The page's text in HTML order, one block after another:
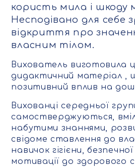
користь мила і шкоду
Несподівано для себе
відкриття про
власним тілом.
Вихователь виготовила
дидактичний матеріал ,
позитивний вплив на
Вихованці середньої
самостверджуються,
набутими знаннями,
свідоме ставлення до
навичок гігієни,
мотивації до здорового